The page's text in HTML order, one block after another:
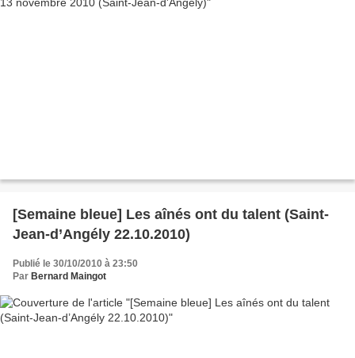
[Semaine bleue] Les aînés ont du talent (Saint-
Jean-d’Angély 22.10.2010)
Publié le 30/10/2010 à 23:50
Par Bernard Maingot